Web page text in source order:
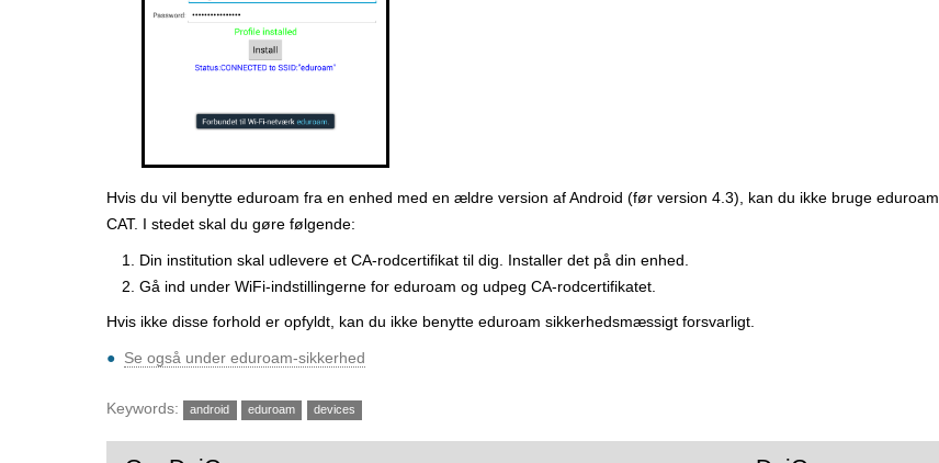
Hvis du vil benytte eduroam fra en enhed med en ældre version af Android (før version 4.3), kan du ikke bruge eduroam
CAT. I stedet skal du gøre følgende:
Din institution skal udlevere et CA-rodcertifikat til dig. Installer det på din enhed.
Gå ind under WiFi-indstillingerne for eduroam og udpeg CA-rodcertifikatet.
Hvis ikke disse forhold er opfyldt, kan du ikke benytte eduroam sikkerhedsmæssigt forsvarligt.
Se også under eduroam-sikkerhed
Keywords: android eduroam devices